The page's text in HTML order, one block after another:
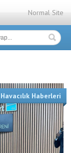
Normal Site
Havacılık Haberleri